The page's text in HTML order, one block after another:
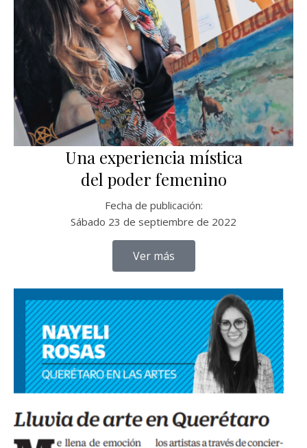
Una experiencia mística
del poder femenino
Fecha de publicación:
Sábado 23 de septiembre de 2022
Ver más